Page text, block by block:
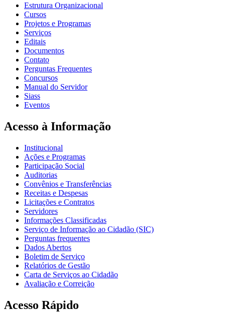
Estrutura Organizacional
Cursos
Projetos e Programas
Serviços
Editais
Documentos
Contato
Perguntas Frequentes
Concursos
Manual do Servidor
Siass
Eventos
Acesso à Informação
Institucional
Ações e Programas
Participação Social
Auditorias
Convênios e Transferências
Receitas e Despesas
Licitações e Contratos
Servidores
Informações Classificadas
Serviço de Informação ao Cidadão (SIC)
Perguntas frequentes
Dados Abertos
Boletim de Serviço
Relatórios de Gestão
Carta de Serviços ao Cidadão
Avaliação e Correição
Acesso Rápido